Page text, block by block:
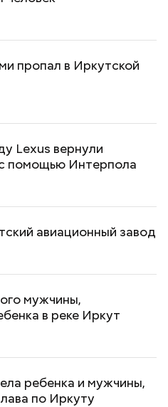
пропал в Иркутской
Lexus вернули
помощью Интерпола
авиационный завод
мужчины,
в реке Иркут
ребенка и мужчины,
по Иркуту